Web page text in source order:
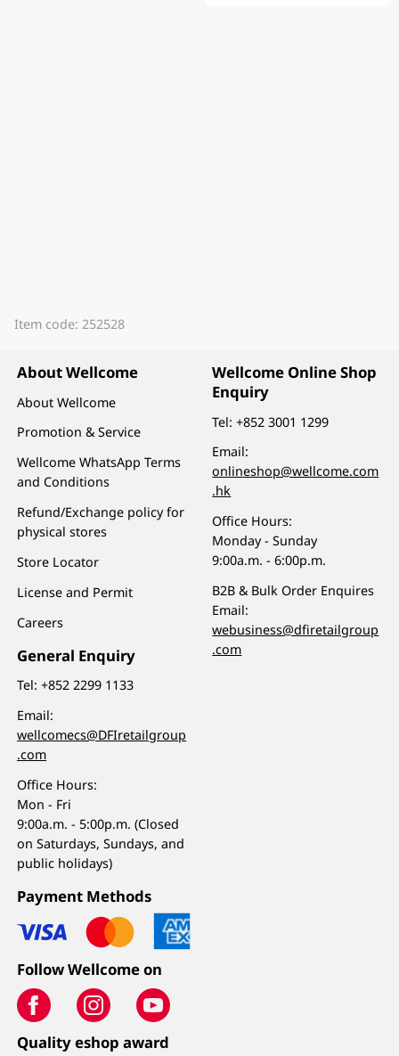
Item code: 252528
About Wellcome
About Wellcome
Promotion & Service
Wellcome WhatsApp Terms
and Conditions
Refund/Exchange policy for
physical stores
Store Locator
License and Permit
Careers
General Enquiry
Tel:+852 2299 1133
Email:
wellcomecs@DFIretailgroup
.com
Office Hours:
Mon - Fri
9:00a.m. - 5:00p.m. (Closed
on Saturdays, Sundays, and
public holidays)
Wellcome Online Shop
Enquiry
Tel:+852 3001 1299
Email:
onlineshop@wellcome.com
.hk
Office Hours:
Monday - Sunday
9:00a.m. - 6:00p.m.
B2B & Bulk Order Enquires
Email:
webusiness@dfiretailgroup
.com
Payment Methods
Follow Wellcome on
Quality eshop award